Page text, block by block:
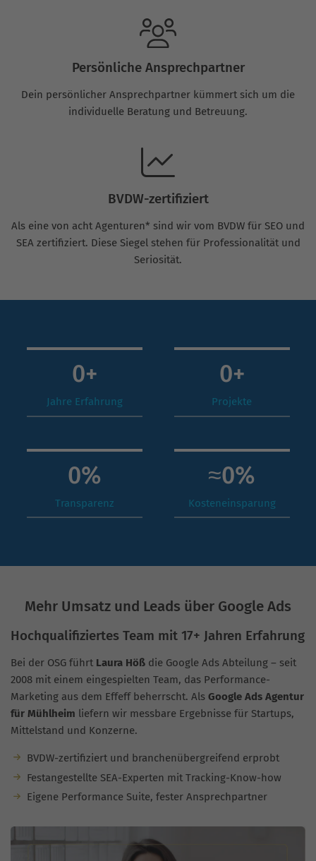
Persönliche Ansprechpartner
Dein persönlicher Ansprechpartner kümmert sich um die
individuelle Beratung und Betreuung.
BVDW-zertifiziert
Als eine von acht Agenturen* sind wir vom BVDW für SEO und
SEA zertifiziert. Diese Siegel stehen für Professionalität und
Seriosität.
0+
Jahre Erfahrung
0+
Projekte
0%
Transparenz
≈0%
Kosteneinsparung
Mehr Umsatz und Leads über Google Ads
Hochqualifiziertes Team mit 17+ Jahren Erfahrung
Bei der OSG führt Laura Höß die Google Ads Abteilung – seit
2008 mit einem eingespielten Team, das Performance-
Marketing aus dem Effeff beherrscht. Als Google Ads Agentur
für Mühlheim liefern wir messbare Ergebnisse für Startups,
Mittelstand und Konzerne.
BVDW-zertifiziert und branchenübergreifend erprobt
Festangestellte SEA-Experten mit Tracking-Know-how
Eigene Performance Suite, fester Ansprechpartner